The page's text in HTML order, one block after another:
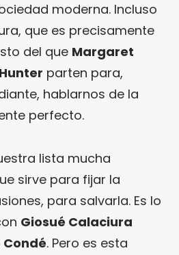
moderna. Incluso
que es precisamente
del que Margaret
parten para,
hablarnos de la
perfecto.
lista mucha
sirve para fijar la
para salvarla. Es lo
Giosué Calaciura
Condé. Pero es esta